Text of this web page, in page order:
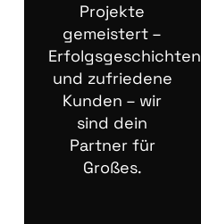
Projekte
gemeistert –
Erfolgsgeschichten
und zufriedene
Kunden – wir
sind dein
Partner für
Großes.